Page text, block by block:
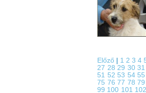
Előző 1 2 3 4
27 2829 30
51 52 53 54 55
75 7677 78
99 100 101 102